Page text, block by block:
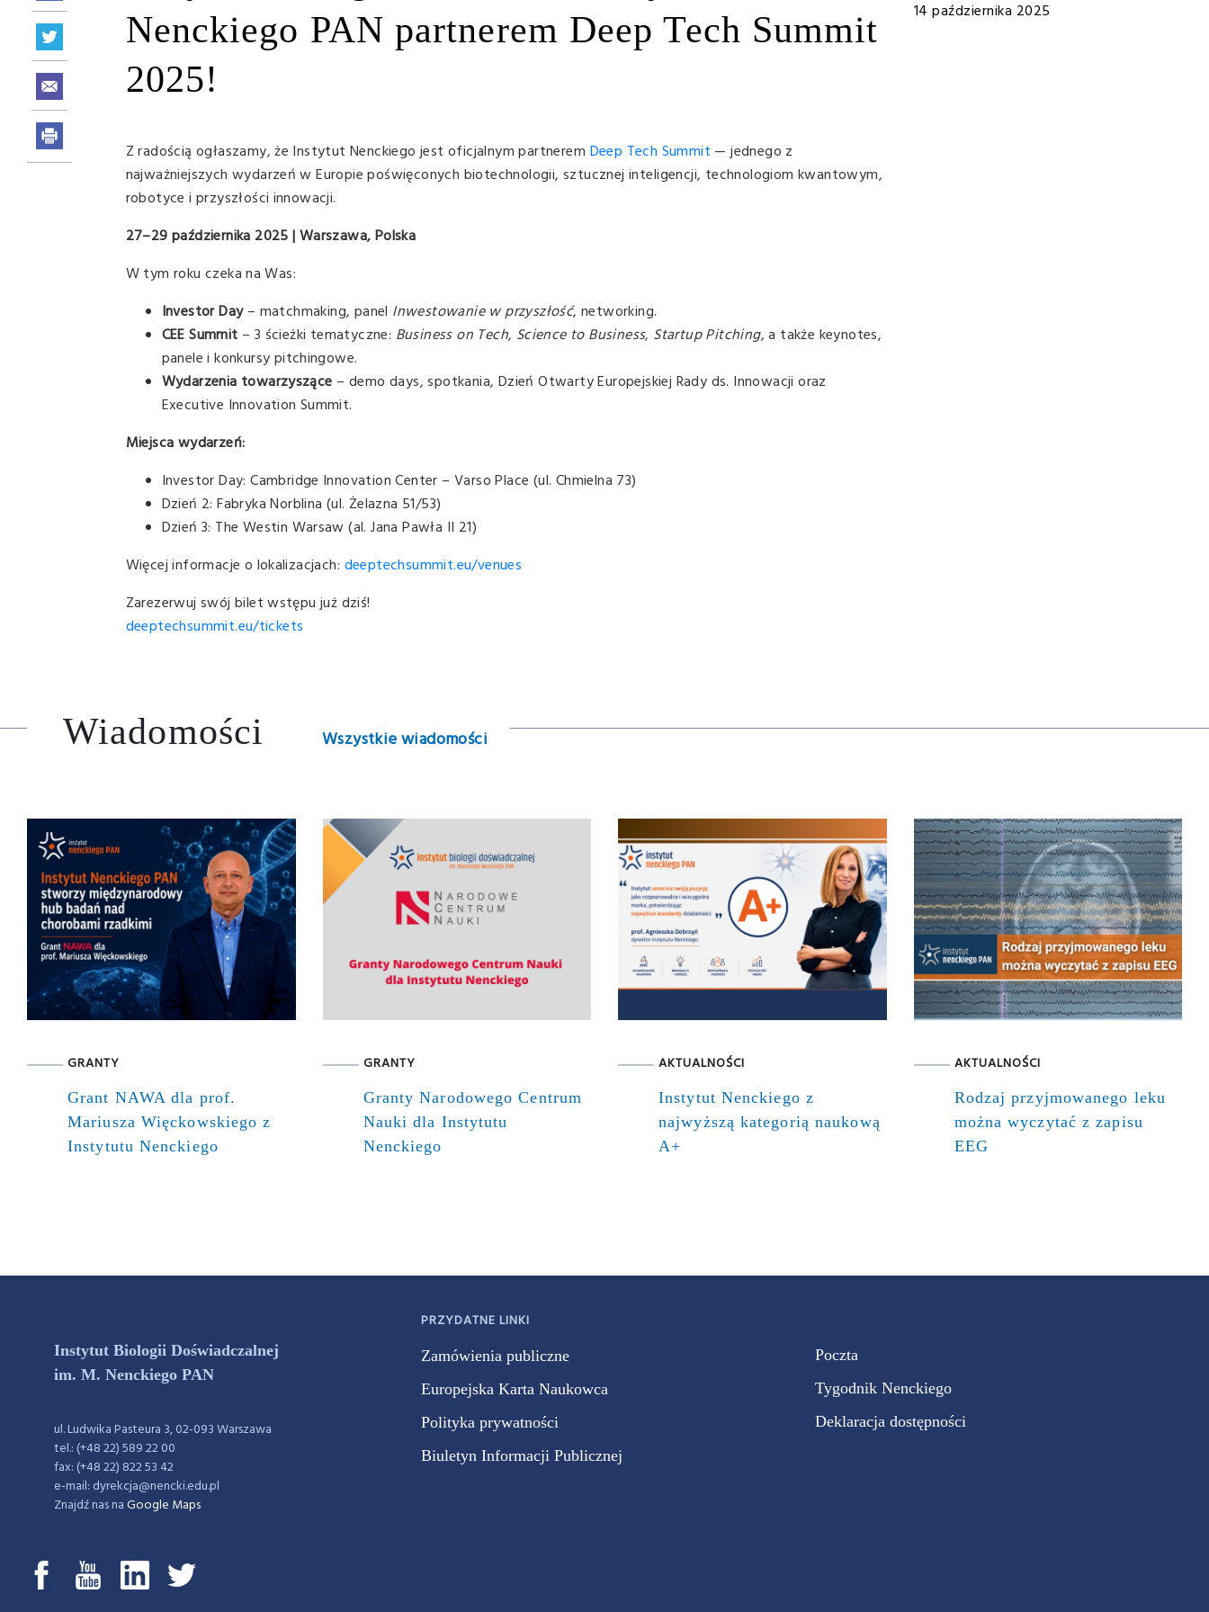
Nenckiego PAN partnerem Deep Tech Summit
2025!
Z radością ogłaszamy, że Instytut Nenckiego jest oficjalnym partnerem Deep Tech Summit — jednego z
najważniejszych wydarzeń w Europie poświęconych biotechnologii, sztucznej inteligencji, technologiom kwantowym,
robotyce i przyszłości innowacji.
27–29 października 2025 | Warszawa, Polska
W tym roku czeka na Was:
Investor Day– matchmaking, panel Inwestowanie w przyszłość, networking.
CEE Summit – 3 ścieżki tematyczne: Business on Tech, Science to Business, Startup Pitching, a także keynotes,
panele i konkursy pitchingowe.
Wydarzenia towarzyszące – demo days, spotkania, Dzień Otwarty Europejskiej Rady ds. Innowacji oraz
Executive Innovation Summit.
Miejsca wydarzeń:
Investor Day: Cambridge Innovation Center – Varso Place (ul. Chmielna 73)
Dzień 2: Fabryka Norblina (ul. Żelazna 51/53)
Dzień 3: The Westin Warsaw (al. Jana Pawła II 21)
Więcej informacje o lokalizacjach: deeptechsummit.eu/venues
Zarezerwuj swój bilet wstępu już dziś!
deeptechsummit.eu/tickets
14 października 2025
Wiadomości Wszystkie wiadomości
GRANTY
Grant NAWA dla prof.
Mariusza Więckowskiego z
Instytutu Nenckiego
GRANTY
Granty Narodowego Centrum
Nauki dla Instytutu
Nenckiego
AKTUALNOŚCI
Instytut Nenckiego z
najwyższą kategorią naukową
A+
AKTUALNOŚCI
Rodzaj przyjmowanego leku
można wyczytać z zapisu
EEG
Instytut Biologii Doświadczalnej
im. M. Nenckiego PAN
ul. Ludwika Pasteura 3, 02-093 Warszawa
tel.: (+48 22) 589 22 00
fax: (+48 22) 822 53 42
e-mail: dyrekcja@nencki.edu.pl
Znajdź nas naGoogle Maps
PRZYDATNE LINKI
Zamówienia publiczne
Europejska Karta Naukowca
Polityka prywatności
Biuletyn Informacji Publicznej
Poczta
Tygodnik Nenckiego
Deklaracja dostępności